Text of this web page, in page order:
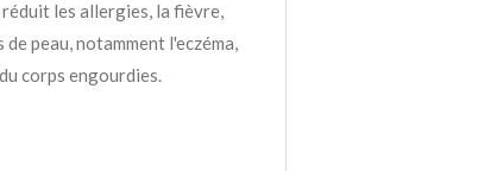
les allergies, la fièvre,
peau, notamment l'eczéma,
corps engourdies.